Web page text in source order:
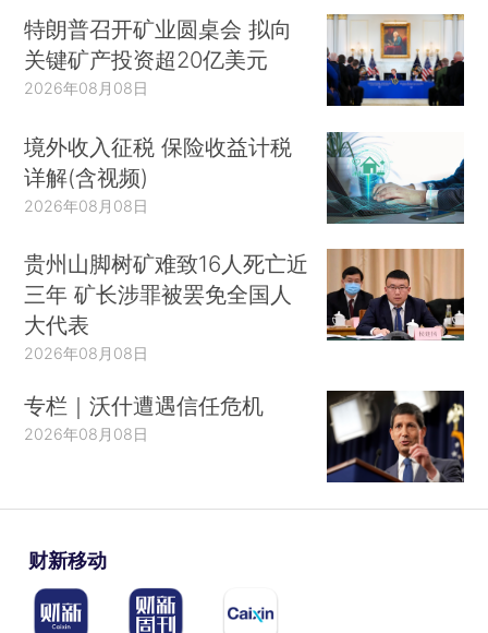
特朗普召开矿业圆桌会 拟向
关键矿产投资超20亿美元
2026年08月08日
境外收入征税 保险收益计税
详解(含视频)
2026年08月08日
贵州山脚树矿难致16人死亡近
三年 矿长涉罪被罢免全国人
大代表
2026年08月08日
专栏｜沃什遭遇信任危机
2026年08月08日
财新移动